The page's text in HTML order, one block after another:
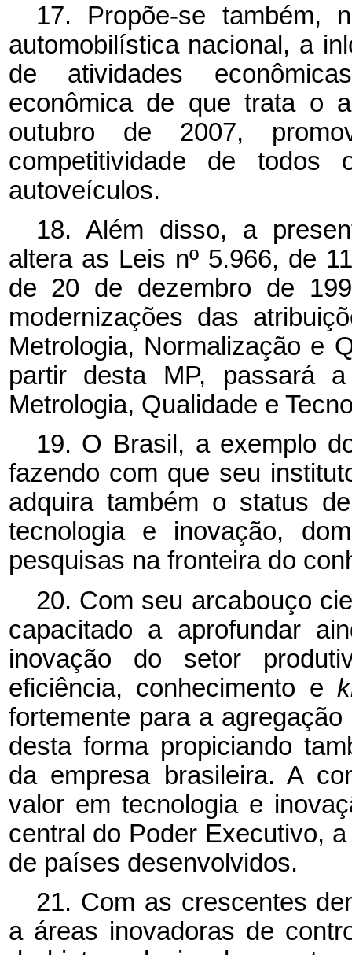
17. Propõe-se também,
automobilística nacional, a
de atividades
econômica de que trata o
outubro de 2007,
competitividade de
autoveículos.
18. Além disso, a
altera as Leis nº 5.966, de
de 20 de dezembro de
modernizações das
Metrologia, Normalização e
partir desta MP, passará
Metrologia, Qualidade e
19. O Brasil, a exemplo
fazendo com que seu
adquira também o status
tecnologia e inovação,
pesquisas na fronteira do
20. Com seu arcabouço
capacitado a aprofundar
inovação do setor
eficiência, conhecimento e
fortemente para a
desta forma propiciando
da empresa brasileira. A
valor em tecnologia e
central do Poder Executivo,
de países desenvolvidos.
21. Com as crescentes
a áreas inovadoras de